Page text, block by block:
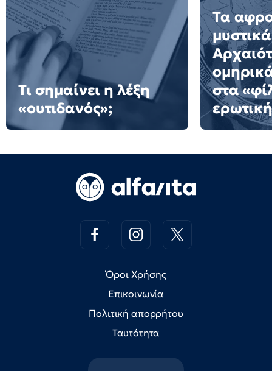
Τι σημαίνει η λέξη
«ουτιδανός»;
Τα
στα
Όροι Χρήσης
Επικοινωνία
Πολιτική απορρήτου
Ταυτότητα